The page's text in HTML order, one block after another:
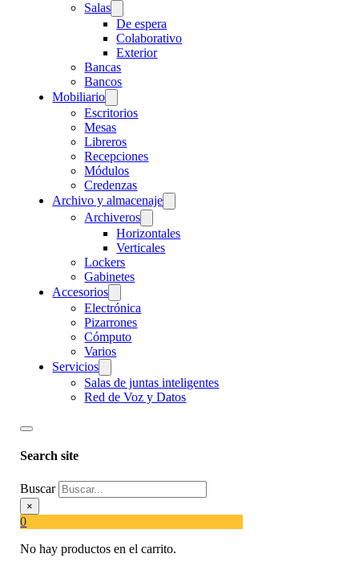
Salas
De espera
Colaborativo
Exterior
Bancas
Bancos
Mobiliario
Escritorios
Mesas
Libreros
Recepciones
Módulos
Credenzas
Archivo y almacenaje
Archiveros
Horizontales
Verticales
Lockers
Gabinetes
Accesorios
Electrónica
Pizarrones
Cómputo
Varios
Servicios
Salas de juntas inteligentes
Red de Voz y Datos
Search site
Buscar
×
0
No hay productos en el carrito.